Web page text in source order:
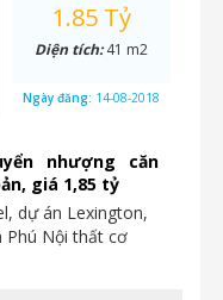
nhượng căn
giá 1,85 tỷ
dự án Lexington,
Phú Nội thất cơ
1.85 Tỷ
Diện tích:41 m2
Ngày đăng: 14-08-2018